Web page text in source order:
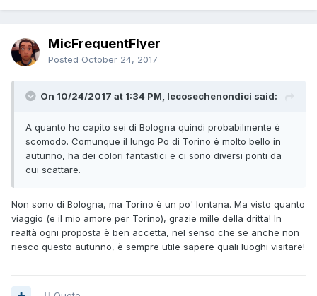
MicFrequentFlyer
Posted October 24, 2017
On 10/24/2017 at 1:34 PM, lecosechenondici said:
A quanto ho capito sei di Bologna quindi probabilmente è
scomodo. Comunque il lungo Po di Torino è molto bello in
autunno, ha dei colori fantastici e ci sono diversi ponti da
cui scattare.
Non sono di Bologna, ma Torino è un po' lontana. Ma visto quanto
viaggio (e il mio amore per Torino), grazie mille della dritta! In
realtà ogni proposta è ben accetta, nel senso che se anche non
riesco questo autunno, è sempre utile sapere quali luoghi visitare!